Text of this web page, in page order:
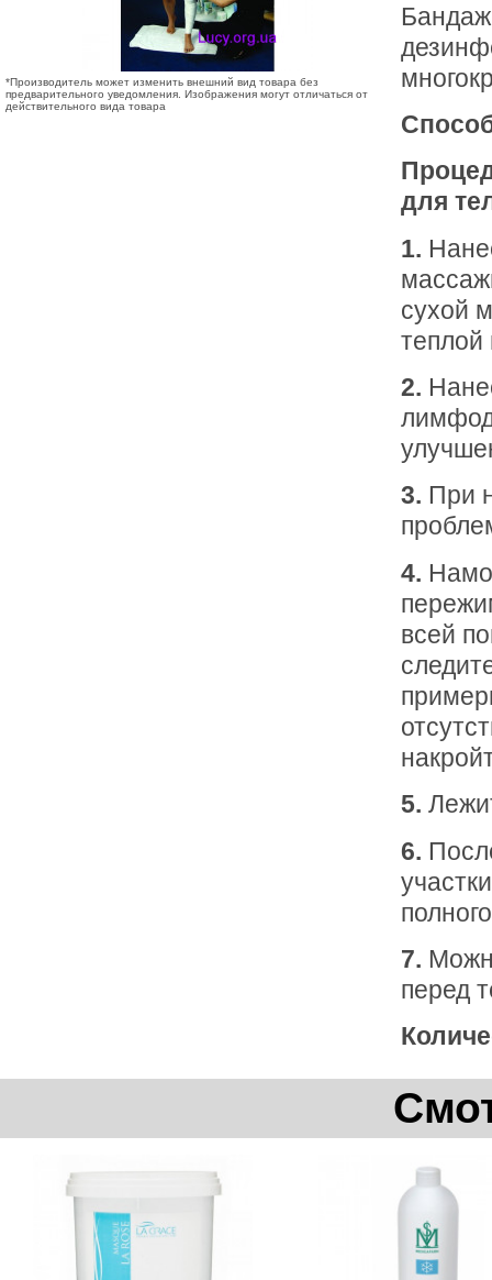
*Производитель может изменить внешний вид товара без
предварительного уведомления. Изображения могут отличаться от
действительного вида товара
для
1.
сухой
теплой
2.
3. При
4.
всей
5.
6.
7.
перед